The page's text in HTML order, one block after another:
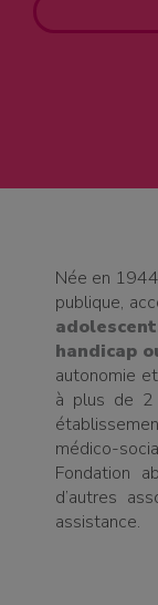
Née en
publique,
handicap
autonomie
à plus de 2
médico-
Fondation
d’autres
assistance.